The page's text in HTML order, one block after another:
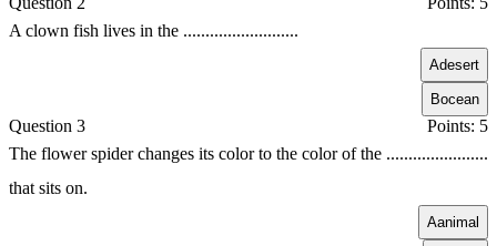
A clown fish lives in the ..........................
Adesert
Bocean
Question 3
Points: 5
The flower spider changes its color to the color of the .......................
that sits on.
Aanimal